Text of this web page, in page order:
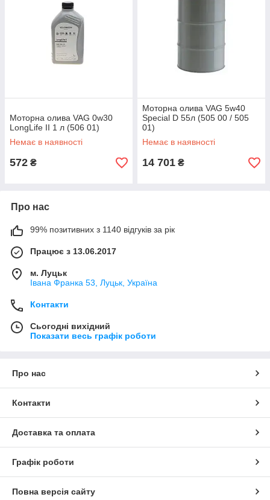
Моторна олива VAG 0w30
LongLife II 1 л (506 01)
Немає в наявності
572 ₴
Моторна олива VAG 5w40
Special D 55л (505 00 / 505
01)
Немає в наявності
14 701 ₴
Про нас
99% позитивних з 1140 відгуків за рік
Працює з 13.06.2017
м. Луцьк
Івана Франка 53, Луцьк, Україна
Контакти
Сьогодні вихідний
Показати весь графік роботи
Про нас
Контакти
Доставка та оплата
Графік роботи
Повна версія сайту